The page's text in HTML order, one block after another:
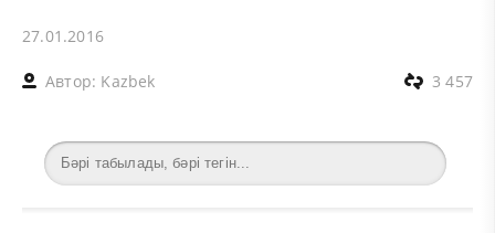
27.01.2016
Автор: Kazbek 3 457